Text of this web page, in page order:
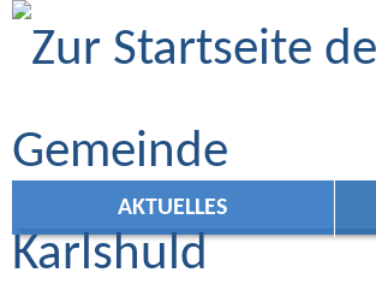
Zum Inhalt
AKTUELLES